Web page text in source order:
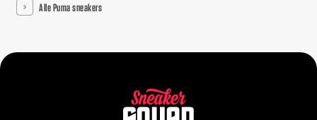
Alle Puma sneakers